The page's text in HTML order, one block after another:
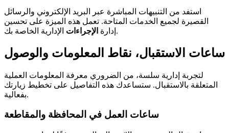
استفد من التنبيهات المباشرة عبر البريد الإلكتروني والرسائل
القصيرة لجميع الخدمات المتاحة. تعمل هذه الميزة على تحسين
إدارة الإجراءات الإدارية الخاصة بك.
ساعات الاستقبال، نقاط المعلومات والوصول
لتجربة إدارية سلسة، من الضروري معرفة المعلومات العملية
المتعلقة بالاستقبال. ستساعدك هذه التفاصيل على تخطيط زيارتك
بفعالية.
ساعات العمل في المحافظة والمقاطعة